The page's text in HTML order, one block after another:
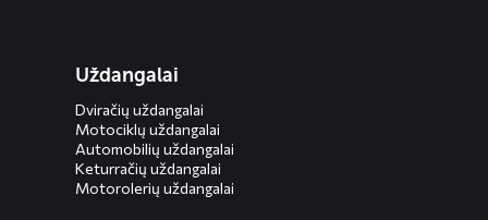
Uždangalai
Dviračių uždangalai
Motociklų uždangalai
Automobilių uždangalai
Keturračių uždangalai
Motorolerių uždangalai